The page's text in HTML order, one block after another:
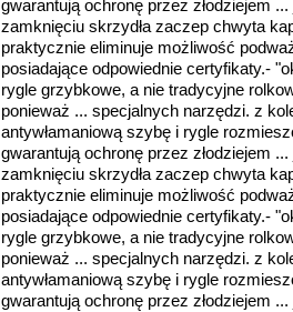
gwarantują ochronę przez złodziejem
zamknięciu skrzydła zaczep chwyta
praktycznie eliminuje możliwość
posiadające odpowiednie certyfikaty.-
rygle grzybkowe, a nie tradycyjne
ponieważ ... specjalnych narzędzi. z
antywłamaniową szybę i rygle
gwarantują ochronę przez złodziejem
zamknięciu skrzydła zaczep chwyta
praktycznie eliminuje możliwość
posiadające odpowiednie certyfikaty.-
rygle grzybkowe, a nie tradycyjne
ponieważ ... specjalnych narzędzi. z
antywłamaniową szybę i rygle
gwarantują ochronę przez złodziejem